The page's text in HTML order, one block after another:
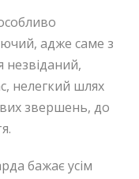
адже саме з
незвіданий,
нелегкий шлях
звершень, до
бажає усім